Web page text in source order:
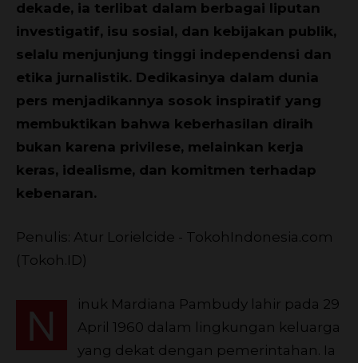
dekade, ia terlibat dalam berbagai liputan
investigatif, isu sosial, dan kebijakan publik,
selalu menjunjung tinggi independensi dan
etika jurnalistik. Dedikasinya dalam dunia
pers menjadikannya sosok inspiratif yang
membuktikan bahwa keberhasilan diraih
bukan karena privilese, melainkan kerja
keras, idealisme, dan komitmen terhadap
kebenaran.
Penulis: Atur Lorielcide - TokohIndonesia.com
(Tokoh.ID)
N
inuk Mardiana Pambudy lahir pada 29
April 1960 dalam lingkungan keluarga
yang dekat dengan pemerintahan. Ia